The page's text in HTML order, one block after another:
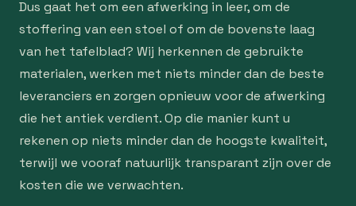
Dus gaat het om een afwerking in leer, om de
stoffering van een stoel of om de bovenste laag
van het tafelblad? Wij herkennen de gebruikte
materialen, werken met niets minder dan de beste
leveranciers en zorgen opnieuw voor de afwerking
die het antiek verdient. Op die manier kunt u
rekenen op niets minder dan de hoogste kwaliteit,
terwijl we vooraf natuurlijk transparant zijn over de
kosten die we verwachten.